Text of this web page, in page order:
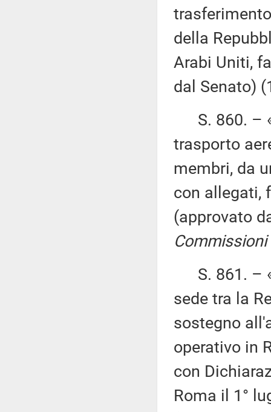
della
Arabi Uniti,
dal Senato)
S. 860. –
trasporto
membri, da
con allegati,
(approvato
Commissioni
S. 861. –
sede tra la
sostegno
operativo in
con
Roma il 1°